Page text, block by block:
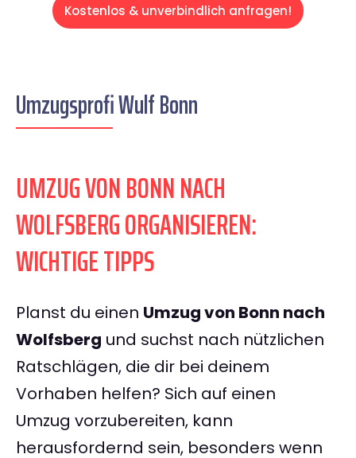
Kostenlos & unverbindlich anfragen!
Umzugsprofi Wulf Bonn
UMZUG VON BONN NACH
WOLFSBERG ORGANISIEREN:
WICHTIGE TIPPS
Planst du einen Umzug von Bonn nach
Wolfsberg und suchst nach nützlichen
Ratschlägen, die dir bei deinem
Vorhaben helfen? Sich auf einen
Umzug vorzubereiten, kann
herausfordernd sein, besonders wenn